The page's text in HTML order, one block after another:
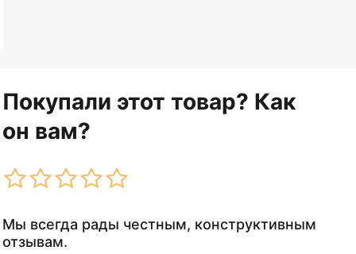
Покупали этот товар? Как
он вам?
Мы всегда рады честным, конструктивным
отзывам.